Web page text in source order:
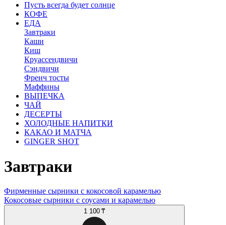
Пусть всегда будет солнце
КОФЕ
ЕДА
Завтраки
Каши
Киш
Круассендвичи
Сэндвичи
Френч тосты
Маффины
ВЫПЕЧКА
ЧАЙ
ДЕСЕРТЫ
ХОЛОДНЫЕ НАПИТКИ
КАКАО И МАТЧА
GINGER SHOT
Завтраки
Фирменные сырники с кокосовой карамелью
Кокосовые сырники с соусами и карамелью
1 100 ₸